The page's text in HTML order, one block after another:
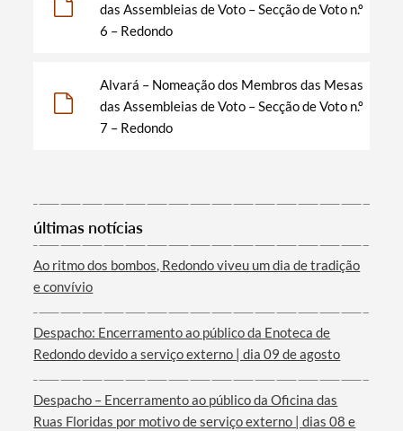
das Assembleias de Voto – Secção de Voto n.º
6 – Redondo
Alvará – Nomeação dos Membros das Mesas
das Assembleias de Voto – Secção de Voto n.º
7 – Redondo
últimas notícias
Ao ritmo dos bombos, Redondo viveu um dia de tradição
e convívio
Despacho: Encerramento ao público da Enoteca de
Redondo devido a serviço externo | dia 09 de agosto
Despacho – Encerramento ao público da Oficina das
Ruas Floridas por motivo de serviço externo | dias 08 e